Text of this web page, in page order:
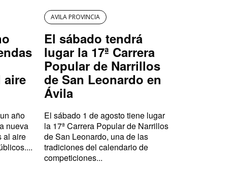
aire
año
nueva
al aire
AVILA PROVINCIA
El sábado tendrá
lugar la 17ª Carrera
Popular de Narrillos
de San Leonardo en
Ávila
El sábado 1 de agosto tiene lugar
la 17ª Carrera Popular de Narrillos
de San Leonardo, una de las
tradiciones del calendario de
competiciones...